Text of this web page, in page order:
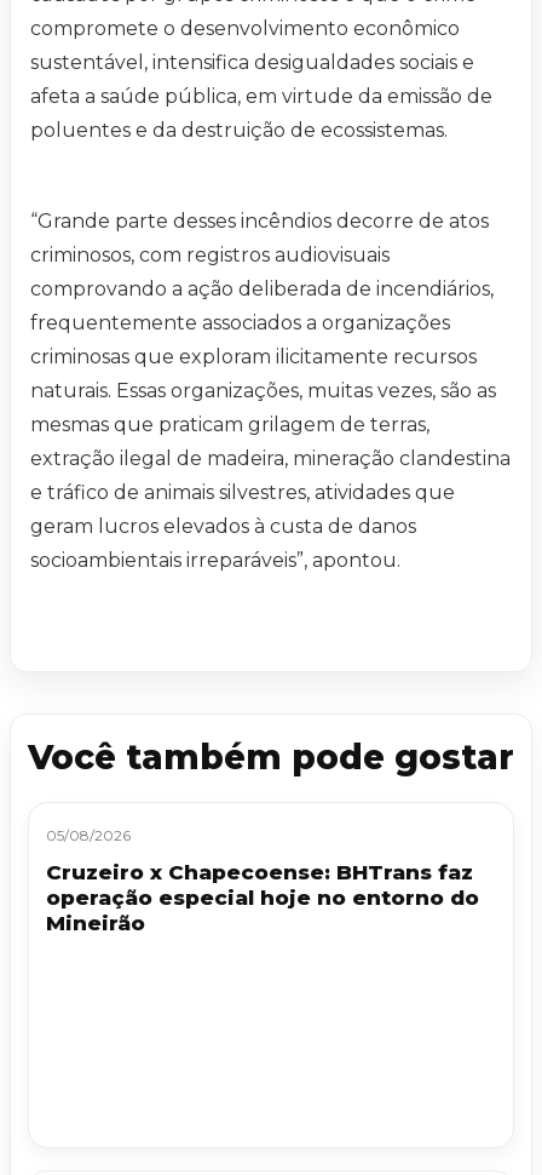
compromete o desenvolvimento econômico
sustentável, intensifica desigualdades sociais e
afeta a saúde pública, em virtude da emissão de
poluentes e da destruição de ecossistemas.
“Grande parte desses incêndios decorre de atos
criminosos, com registros audiovisuais
comprovando a ação deliberada de incendiários,
frequentemente associados a organizações
criminosas que exploram ilicitamente recursos
naturais. Essas organizações, muitas vezes, são as
mesmas que praticam grilagem de terras,
extração ilegal de madeira, mineração clandestina
e tráfico de animais silvestres, atividades que
geram lucros elevados à custa de danos
socioambientais irreparáveis”, apontou.
Você também pode gostar
05/08/2026
Cruzeiro x Chapecoense: BHTrans faz
operação especial hoje no entorno do
Mineirão